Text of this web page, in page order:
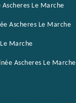
Le Marche
Ascheres Le Marche
Marche
Ascheres Le Marche